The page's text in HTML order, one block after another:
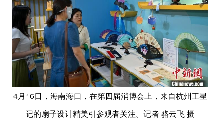
4月16日，海南海口，在第四届消博会上，来自杭州王星
记的扇子设计精美引参观者关注。记者 骆云飞 摄